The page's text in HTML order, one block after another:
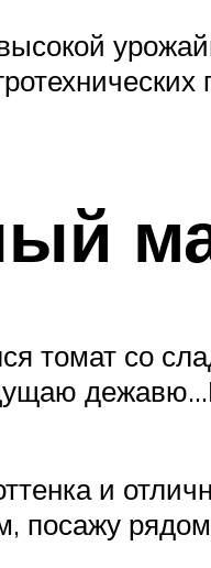
томат со
и
посажу